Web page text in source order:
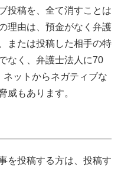
投稿を、全て消すことは
理由は、預金がなく弁護
または投稿した相手の特
なく、弁護士法人に70
ットからネガティブな
威もあります。
を投稿する方は、投稿す